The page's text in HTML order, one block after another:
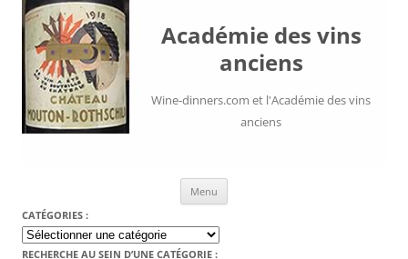
Académie des vins
anciens
Wine-dinners.com et l'Académie des vins
anciens
Menu
CATÉGORIES :
Catégories
:
RECHERCHE AU SEIN D’UNE CATÉGORIE :